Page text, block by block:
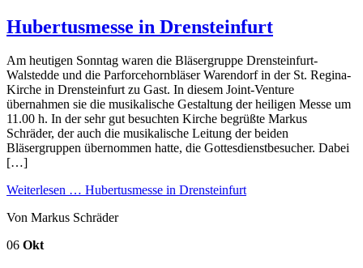
Hubertusmesse in Drensteinfurt
Am heutigen Sonntag waren die Bläsergruppe Drensteinfurt-
Walstedde und die Parforcehornbläser Warendorf in der St. Regina-
Kirche in Drensteinfurt zu Gast. In diesem Joint-Venture
übernahmen sie die musikalische Gestaltung der heiligen Messe um
11.00 h. In der sehr gut besuchten Kirche begrüßte Markus
Schräder, der auch die musikalische Leitung der beiden
Bläsergruppen übernommen hatte, die Gottesdienstbesucher. Dabei
[…]
Weiterlesen … Hubertusmesse in Drensteinfurt
Von Markus Schräder
06 Okt